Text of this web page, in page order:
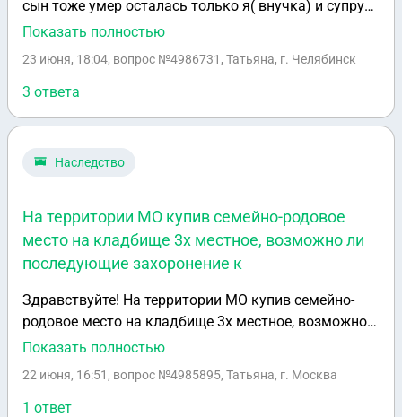
сын тоже умер осталась только я( внучка) и супруг (
не родной дедушка) Дом оформлен на не родного
правопреемник совместно нажитого имущества ?
Показать полностью
23 июня, 18:04, вопрос №4986731, Татьяна, г. Челябинск
3 ответа
Наследство
На территории МО купив семейно-родовое
место на кладбище 3х местное, возможно ли
последующие захоронение к
Здравствуйте! На территории МО купив семейно-
родовое место на кладбище 3х местное, возможно
ли последующие захоронение к отцу его спутницу,
волеизъявлению отца и ответственного за владение
этого места? Администрация кладбища
Показать полностью
22 июня, 16:51 , вопрос №4985895, Татьяна, г. Москва
1 ответ